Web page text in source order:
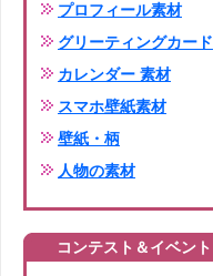
プロフィール素材
グリーティングカード
カレンダー 素材
スマホ壁紙素材
壁紙・柄
人物の素材
コンテスト＆イベント